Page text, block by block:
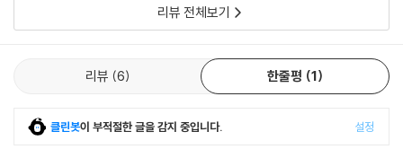
한다. 겨울이 오면 죽은 것처럼 사라졌다가 봄이 오면 다시 나타나는 곰은
소, 모는 말을 뜻한다. 말이 가장 좋은 자리를 차지한 것은 물론 말이 가장
그로 인해 우리는 고조선까지 거슬러 올라가는 삼국 이전의 여러 역사적
상황, 즉 고대사에 대해 더욱 풍부하게 파악할 수 있게 되었다는 것이다.
리뷰 전체보기
리뷰 6 한줄평 1
클린봇이 부적절한 글을 감지 중입니다. 설정